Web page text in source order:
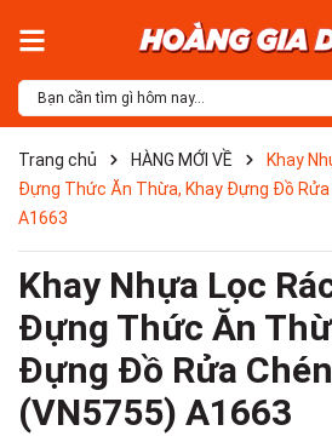
Trang chủ HÀNG MỚI VỀ
Khay
Đựng Thức Ăn Thừa, Khay Đựng Đồ Rửa
A1663
Khay Nhựa Lọc
Đựng Thức Ăn
Đựng Đồ Rửa
(VN5755) A1663